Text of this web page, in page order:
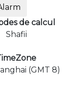
de calcul
Shafii
(GMT 8)